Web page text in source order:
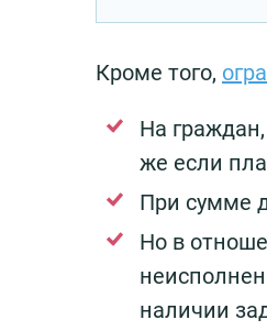
Кроме того,
На
же если
При сумме
Но в
наличии